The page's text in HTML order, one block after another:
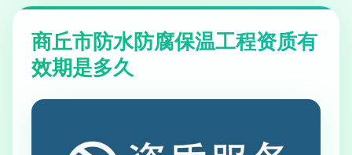
商丘市防水防腐保温工程资质有
效期是多久